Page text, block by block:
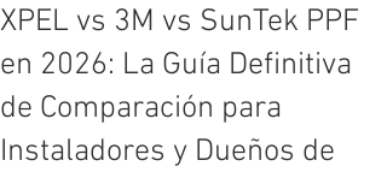
XPEL vs 3M vs SunTek PPF
en 2026: La Guía Definitiva
de Comparación para
Instaladores y Dueños de